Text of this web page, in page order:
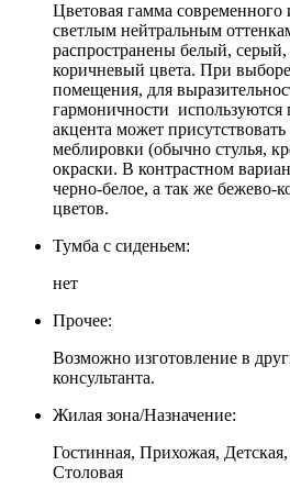
Цветовая гамма современного
светлым нейтральным
распространены белый,
коричневый цвета. При
помещения, для
гармоничности используются
акцента может
меблировки (обычно стулья,
окраски. В контрастном
черно-белое, а так же бежево-
цветов.
Тумба с сиденьем:
нет
Прочее:
Возможно изготовление в
консультанта.
Жилая зона/Назначение:
Гостинная, Прихожая,
Столовая